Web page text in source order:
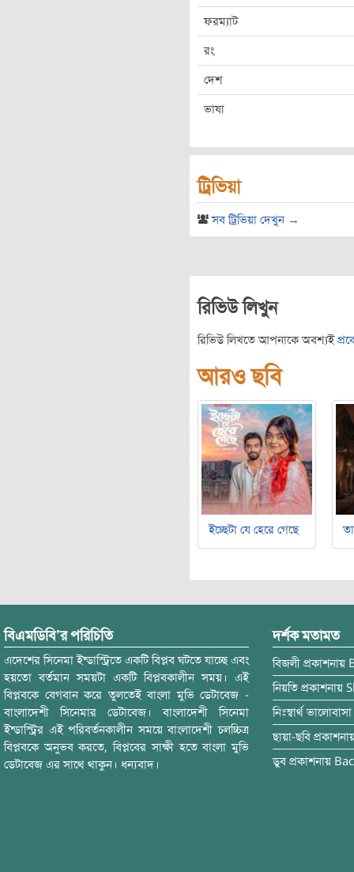
ফরম্যাট
রং
দেশ
ভাষা
ট্রিভিয়া
সব ট্রিভিয়া দেখুন →
রিভিউ লিখুন
রিভিউ লিখতে আপনাকে অবশ্যই
আরও ছবি
ইচ্ছেটা যে হেরে গেছে
বিএমডিবি’র পরিচিতি
এদেশের সিনেমা ইন্ডাস্ট্রিতে একটি বিপ্লব ঘটতে যাচ্ছে এবং
হয়তো বর্তমান সময়টা একটি বিপ্লবকালীন সময়। এই
বিপ্লবকে বেগবান করে তুলতেই বাংলা মুভি ডেটাবেজ -
বাংলাদেশী সিনেমার ডেটাবেজ। বাংলাদেশী সিনেমা
ইন্ডাস্ট্রির এই পরিবর্তনকালীন সময়ে বাংলাদেশী চলচ্চিত্র
বিপ্লবকে অনুভব করতে, বিপ্লবের সাক্ষী হতে বাংলা মুভি
ডেটাবেজ এর সাথে থাকুন। ধন্যবাদ।
দর্শক মতামত
বিজলী প্রকাশনায়
নিয়তি প্রকাশনায়
নিঃস্বার্থ ভালোবাসা
ছায়া-ছবি
ডুব প্রকাশনায়